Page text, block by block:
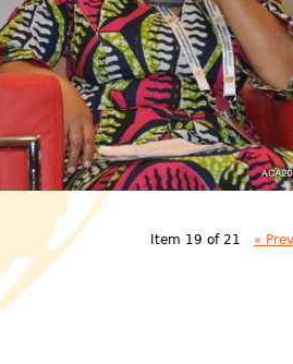
Item 19 of 21 «